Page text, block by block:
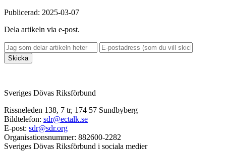
Publicerad: 2025-03-07
Dela artikeln via e-post.
Skicka
Sveriges Dövas Riksförbund
Rissneleden 138, 7 tr, 174 57 Sundbyberg
Bildtelefon: sdr@ectalk.se
E-post: sdr@sdr.org
Organisationsnummer: 882600-2282
Sveriges Dövas Riksförbund i sociala medier